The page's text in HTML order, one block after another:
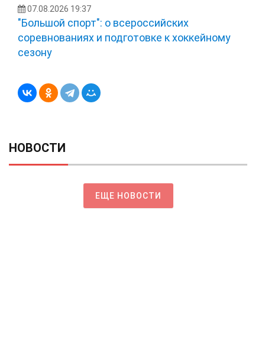
07.08.2026 19:37
"Большой спорт": о всероссийских
соревнованиях и подготовке к хоккейному
сезону
НОВОСТИ
ЕЩЕ НОВОСТИ